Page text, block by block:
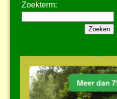
Zoekterm: